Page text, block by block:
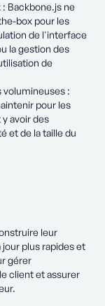
Backbone.js ne
box pour les
de l'interface
la gestion des
de
volumineuses :
pour les
avoir des
et de la taille du
leur
plus rapides et
gérer
client et assurer